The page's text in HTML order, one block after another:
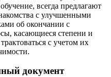
всегда предлагают
с улучшенными
об окончании с
касающиеся степени и
с учетом их
документ